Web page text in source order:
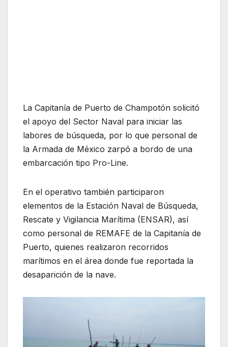
La Capitanía de Puerto de Champotón solicitó
el apoyo del Sector Naval para iniciar las
labores de búsqueda, por lo que personal de
la Armada de México zarpó a bordo de una
embarcación tipo Pro-Line.
En el operativo también participaron
elementos de la Estación Naval de Búsqueda,
Rescate y Vigilancia Marítima (ENSAR), así
como personal de REMAFE de la Capitanía de
Puerto, quienes realizaron recorridos
marítimos en el área donde fue reportada la
desaparición de la nave.